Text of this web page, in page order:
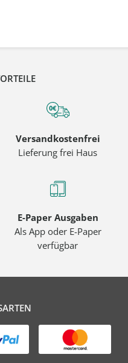
Versandkostenfrei
Lieferung frei Haus
E-Paper Ausgaben
Als App oder E-Paper
verfügbar